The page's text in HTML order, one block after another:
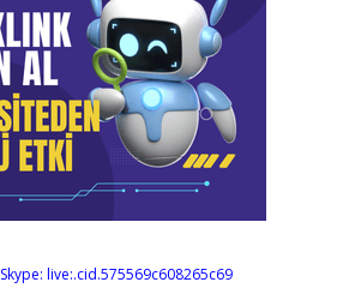
Skype: live:.cid.575569c608265c69